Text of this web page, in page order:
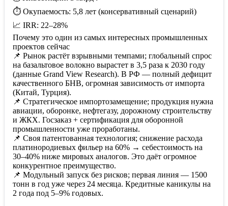
⏱ Окупаемость: 5,8 лет (консервативный сценарий)
📈 IRR: 22–28%
Почему это один из самых интересных промышленных
проектов сейчас
📌 Рынок растёт взрывными темпами; глобальный спрос
на базальтовое волокно вырастет в 3,5 раза к 2030 году
(данные Grand View Research). В РФ — полный дефицит
качественного БНВ, огромная зависимость от импорта
(Китай, Турция).
📌 Стратегическое импортозамещение; продукция нужна
авиации, оборонке, нефтегазу, дорожному строительству
и ЖКХ. Госзаказ + сертификация для оборонной
промышленности уже проработаны.
📌 Своя патентованная технология; снижение расхода
платинородиевых фильер на 60% → себестоимость на
30–40% ниже мировых аналогов. Это даёт огромное
конкурентное преимущество.
📌 Модульный запуск без рисков; первая линия — 1500
тонн в год уже через 24 месяца. Кредитные каникулы на
2 года под 5–9% годовых.